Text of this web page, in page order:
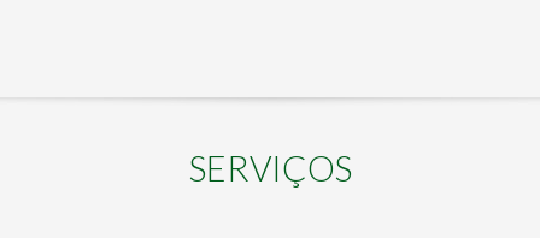
SERVIÇOS